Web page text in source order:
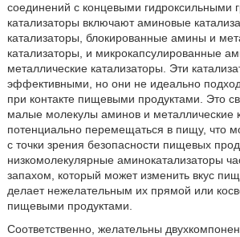
соединений с концевыми гидроксильными
катализаторы включают аминовые
катализаторы, блокированные амины и
катализаторы, и микрокапсулированные
металлические катализаторы. Эти
эффективными, но они не идеально
при контакте пищевыми продуктами. Это
малые молекулы аминов и металлические
потенциально перемещаться в пищу, что
с точки зрения безопасности пищевых
низкомолекулярные аминокатализаторы
запахом, который может изменить вкус
делает нежелательным их прямой или
пищевыми продуктами.
Соответственно, желательны